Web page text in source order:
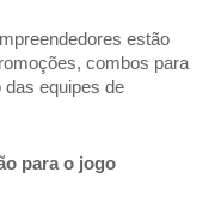
estão
combos para
equipes de
para o jogo